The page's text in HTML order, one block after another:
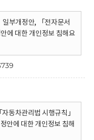
일부개정안, 「전자문서
에 대한 개인정보 침해요
동차관리법 시행규칙」
안에 대한 개인정보 침해